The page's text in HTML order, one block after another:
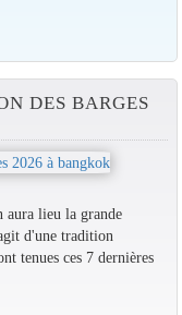
DES BARGES
aura lieu la grande
d'une tradition
tenues ces 7 dernières